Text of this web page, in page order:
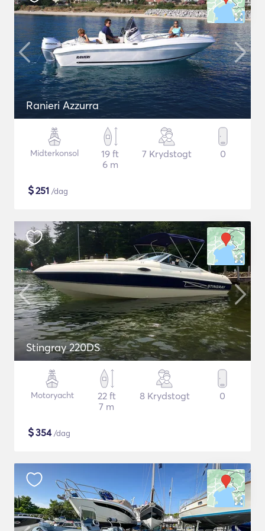
Ranieri Azzurra
Midterkonsol
19 ft
6 m
7 Krydstogt 0
$251 /dag
Stingray 220DS
Motoryacht
22 ft
7 m
8 Krydstogt 0
$354/dag